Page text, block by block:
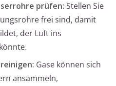
prüfen: Stellen Sie
frei sind, damit
der Luft ins
Gase können sich
ansammeln,